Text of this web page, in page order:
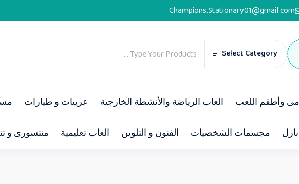
Champions.Stationary01@gmail.com
Select Category
وأطقم اللعب العاب الرياضة والأنشطة الخارجية عربيات و طيارات
مجسمات الشخصيات الفنون و التلوين العاب تعليمية منتسورى و